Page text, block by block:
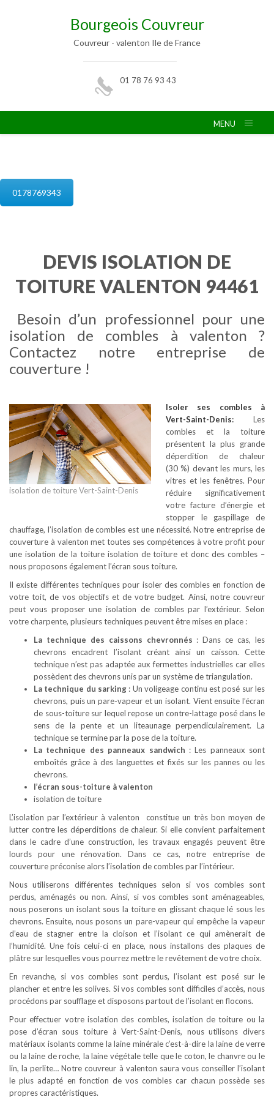
Bourgeois Couvreur
Couvreur - valenton Ile de France
01 78 76 93 43
MENU
0178769343
DEVIS ISOLATION DE
TOITURE VALENTON 94461
Besoin d’un professionnel pour une
isolation de combles à valenton ?
Contactez notre entreprise de
couverture !
isolation de toiture Vert-Saint-Denis
Isoler ses combles à
Vert-Saint-Denis: Les
combles et la toiture
présentent la plus grande
déperdition de chaleur
(30 %) devant les murs, les
vitres et les fenêtres. Pour
réduire significativement
votre facture d’énergie et
stopper le gaspillage de
chauffage, l’isolation de combles est une nécessité. Notre entreprise de
couverture à valenton met toutes ses compétences à votre profit pour
une isolation de la toiture isolation de toiture et donc des combles –
nous proposons également l’écran sous toiture.
Il existe différentes techniques pour isoler des combles en fonction de
votre toit, de vos objectifs et de votre budget. Ainsi, notre couvreur
peut vous proposer une isolation de combles par l’extérieur. Selon
votre charpente, plusieurs techniques peuvent être mises en place :
La technique des caissons chevronnés : Dans ce cas, les
chevrons encadrent l’isolant créant ainsi un caisson. Cette
technique n’est pas adaptée aux fermettes industrielles car elles
possèdent des chevrons unis par un système de triangulation.
La technique du sarking : Un voligeage continu est posé sur les
chevrons, puis un pare-vapeur et un isolant. Vient ensuite l’écran
de sous-toiture sur lequel repose un contre-lattage posé dans le
sens de la pente et un liteaunage perpendiculairement. La
technique se termine par la pose de la toiture.
La technique des panneaux sandwich : Les panneaux sont
emboîtés grâce à des languettes et fixés sur les pannes ou les
chevrons.
l’écran sous-toiture à valenton
isolation de toiture
L’isolation par l’extérieur à valenton constitue un très bon moyen de
lutter contre les déperditions de chaleur. Si elle convient parfaitement
dans le cadre d’une construction, les travaux engagés peuvent être
lourds pour une rénovation. Dans ce cas, notre entreprise de
couverture préconise alors l’isolation de combles par l’intérieur.
Nous utiliserons différentes techniques selon si vos combles sont
perdus, aménagés ou non. Ainsi, si vos combles sont aménageables,
nous poserons un isolant sous la toiture en glissant chaque lé sous les
chevrons. Ensuite, nous posons un pare-vapeur qui empêche la vapeur
d’eau de stagner entre la cloison et l’isolant ce qui amènerait de
l’humidité. Une fois celui-ci en place, nous installons des plaques de
plâtre sur lesquelles vous pourrez mettre le revêtement de votre choix.
En revanche, si vos combles sont perdus, l’isolant est posé sur le
plancher et entre les solives. Si vos combles sont difficiles d’accès, nous
procédons par soufflage et disposons partout de l’isolant en flocons.
Pour effectuer votre isolation des combles, isolation de toiture ou la
pose d’écran sous toiture à Vert-Saint-Denis, nous utilisons divers
matériaux isolants comme la laine minérale c’est-à-dire la laine de verre
ou la laine de roche, la laine végétale telle que le coton, le chanvre ou le
lin, la perlite… Notre couvreur à valenton saura vous conseiller l’isolant
le plus adapté en fonction de vos combles car chacun possède ses
propres caractéristiques.